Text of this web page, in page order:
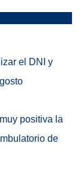
el DNI y
positiva la
de